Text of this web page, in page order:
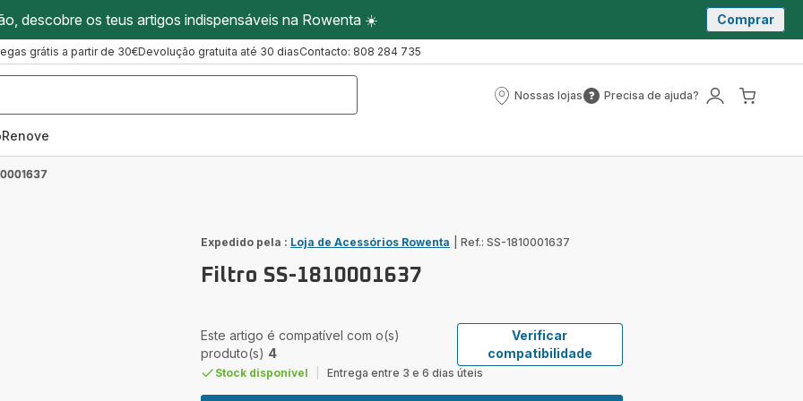
descobre os teus artigos indispensáveis na Rowenta ☀️ Comprar
grátis a partir de 30€Devolução gratuita até 30 diasContacto: 808 284 735
Nossas lojas
Nossas
Precisa de ajuda?
Precisa
Expedido pela : Loja de Acessórios Rowenta Ref.: SS-1810001637
Filtro SS-1810001637
Este artigo é compatível com o(s)
produto(s) 4
Verificar
compatibilidade
Stock disponível Entrega entre 3 e 6 dias úteis